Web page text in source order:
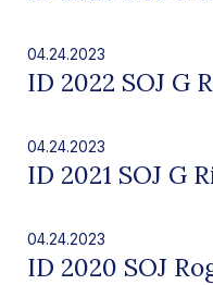
04.24.2023
ID 2022 SOJ G
04.24.2023
ID 2021 SOJ G
04.24.2023
ID 2020 SOJ